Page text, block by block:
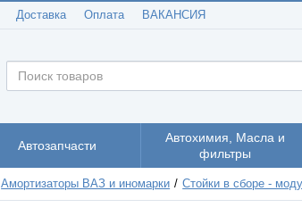
Доставка Оплата ВАКАНСИЯ
Автозапчасти
Автохимия, Масла и
фильтры
Амортизаторы ВАЗ и иномарки Стойки в сборе -